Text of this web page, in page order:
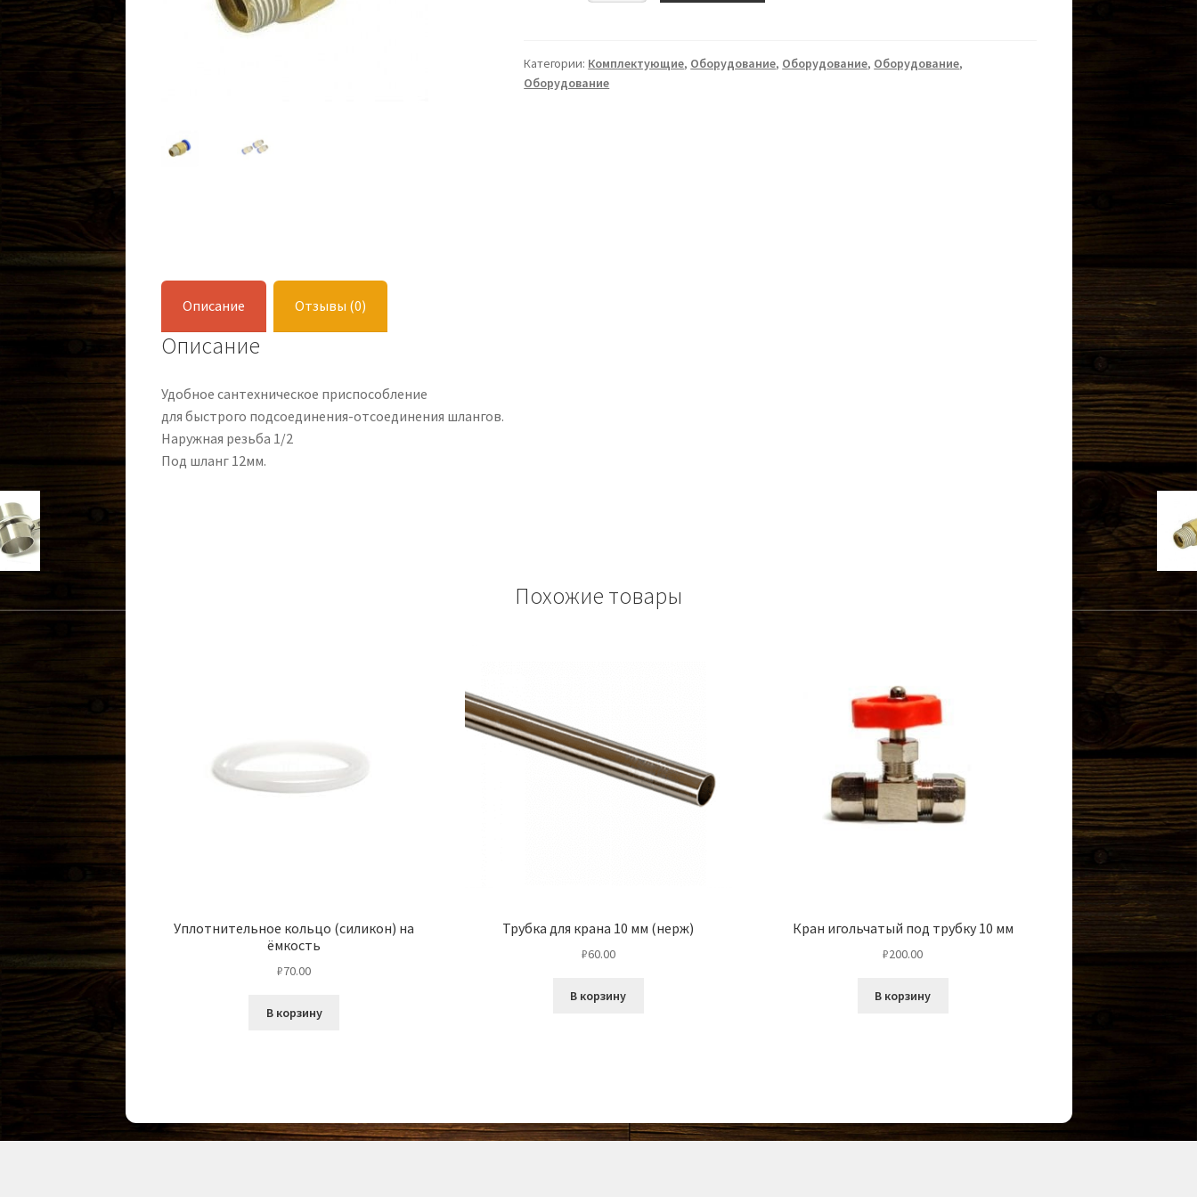
12
мм
Категории: Комплектующие, Оборудование, Оборудование, Оборудование,
Оборудование
Описание Отзывы (0)
Описание
Удобное сантехническое приспособление
для быстрого подсоединения-отсоединения шлангов.
Наружная резьба 1/2
Под шланг 12мм.
Похожие товары
Уплотнительное кольцо (силикон) на
ёмкость
₽70.00
В корзину
Трубка для крана 10 мм (нерж)
₽60.00
В корзину
Кран игольчатый под трубку 10 мм
₽200.00
В корзину